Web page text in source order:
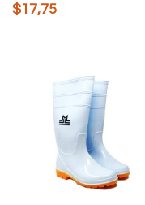
$17,75